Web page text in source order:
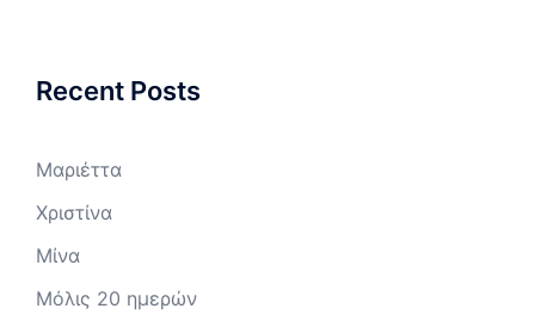
Recent Posts
Μαριέττα
Χριστίνα
Μίνα
Μόλις 20 ημερών